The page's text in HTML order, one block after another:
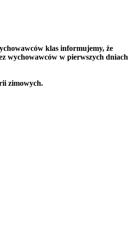
klas informujemy, że
wychowawców w pierwszych dniach
zimowych.